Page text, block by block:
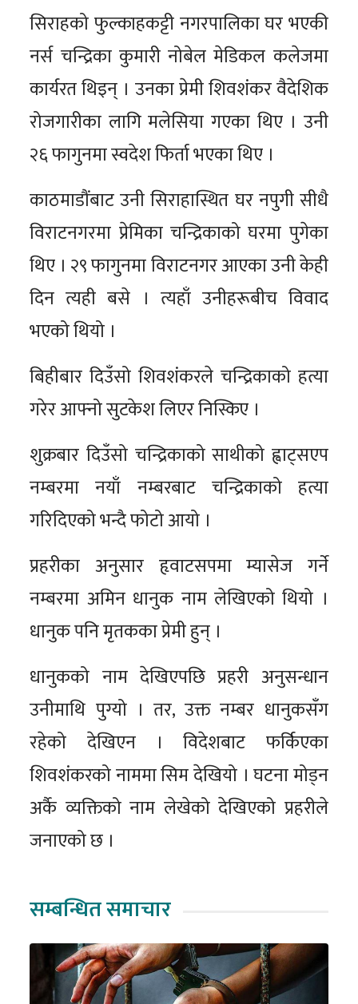
सिराहको फुल्काहकट्टी नगरपालिका घर भएकी
नर्स चन्द्रिका कुमारी नोबेल मेडिकल कलेजमा
कार्यरत थिइन् । उनका प्रेमी शिवशंकर वैदेशिक
रोजगारीका लागि मलेसिया गएका थिए । उनी
२६ फागुनमा स्वदेश फिर्ता भएका थिए ।
काठमाडौंबाट उनी सिराहास्थित घर नपुगी सीधै
विराटनगरमा प्रेमिका चन्द्रिकाको घरमा पुगेका
थिए । २९ फागुनमा विराटनगर आएका उनी केही
दिन त्यही बसे । त्यहाँ उनीहरूबीच विवाद
भएको थियो ।
बिहीबार दिउँसो शिवशंकरले चन्द्रिकाको हत्या
गरेर आफ्नो सुटकेश लिएर निस्किए ।
शुक्रबार दिउँसो चन्द्रिकाको साथीको ह्वाट्सएप
नम्बरमा नयाँ नम्बरबाट चन्द्रिकाको हत्या
गरिदिएको भन्दै फोटो आयो ।
प्रहरीका अनुसार हृवाटसपमा म्यासेज गर्ने
नम्बरमा अमिन धानुक नाम लेखिएको थियो ।
धानुक पनि मृतकका प्रेमी हुन् ।
धानुकको नाम देखिएपछि प्रहरी अनुसन्धान
उनीमाथि पुग्यो । तर, उक्त नम्बर धानुकसँग
रहेको देखिएन । विदेशबाट फर्किएका
शिवशंकरको नाममा सिम देखियो । घटना मोड्न
अर्कै व्यक्तिको नाम लेखेको देखिएको प्रहरीले
जनाएको छ ।
सम्बन्धित समाचार